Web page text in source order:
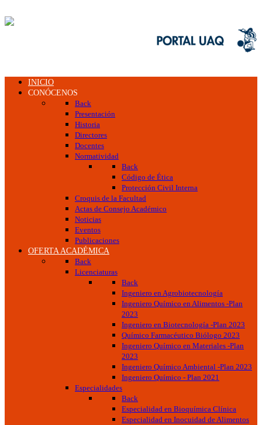
INICIO
CONÓCENOS
Back
Presentación
Historia
Directores
Docentes
Normatividad
Back
Código de Ética
Protección Civil Interna
Croquis de la Facultad
Actas de Consejo Académico
Noticias
Eventos
Publicaciones
OFERTA ACADÉMICA
Back
Licenciaturas
Back
Ingeniero en Agrobiotecnología
Ingeniero Químico en Alimentos -Plan
2023
Ingeniero en Biotecnología -Plan 2023
Químico Farmacéutico Biólogo 2023
Ingeniero Químico en Materiales -Plan
2023
Ingeniero Químico Ambiental -Plan 2023
Ingeniero Químico - Plan 2021
Especialidades
Back
Especialidad en Bioquímica Clínica
Especialidad en Inocuidad de Alimentos